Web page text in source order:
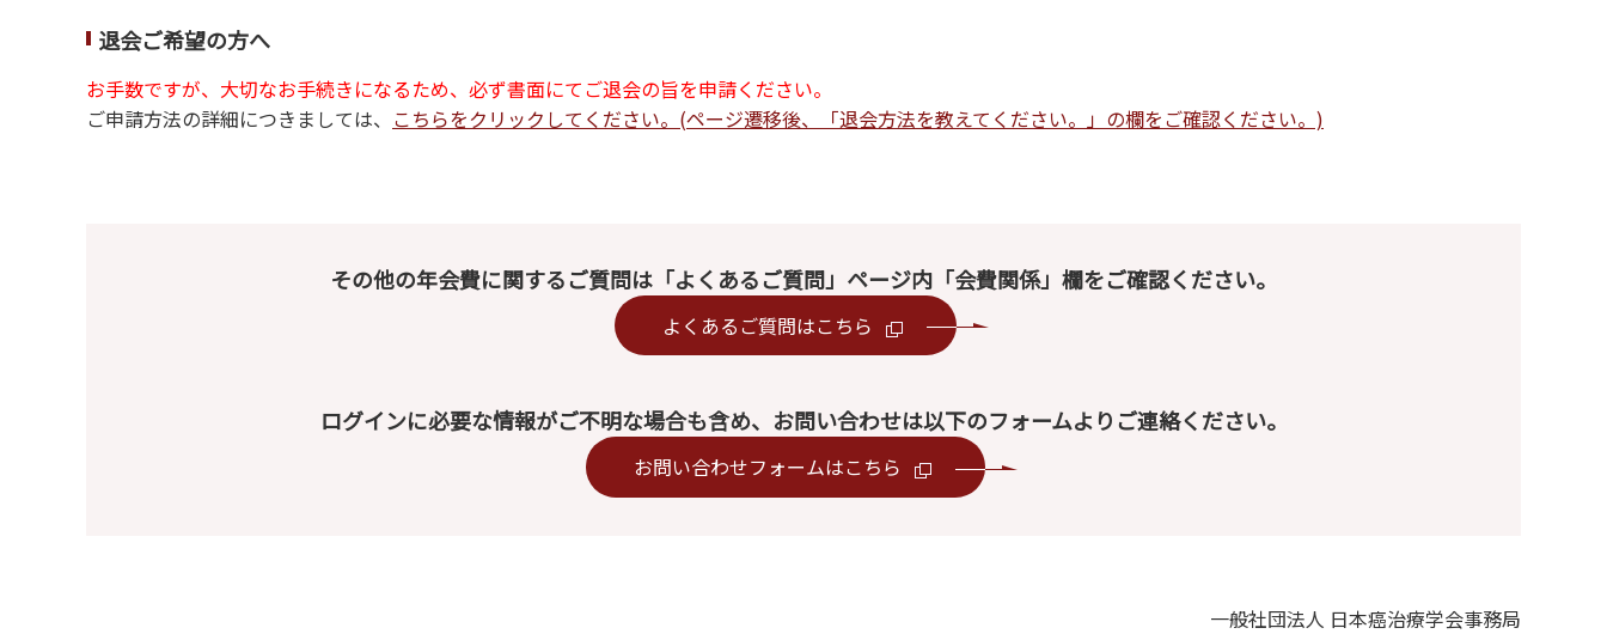
退会ご希望の方へ
お手数ですが、大切なお手続きになるため、必ず書面にてご退会の旨を申請ください。
ご申請方法の詳細につきましては、 こちらをクリックしてください。(ページ遷移後、「退会方法を教えてください。」の欄をご確認ください。)
その他の年会費に関するご質問は「よくあるご質問」ページ内「会費関係」欄をご確認ください。
よくあるご質問はこちら
ログインに必要な情報がご不明な場合も含め、お問い合わせは以下のフォームよりご連絡ください。
お問い合わせフォームはこちら
一般社団法人 日本癌治療学会事務局